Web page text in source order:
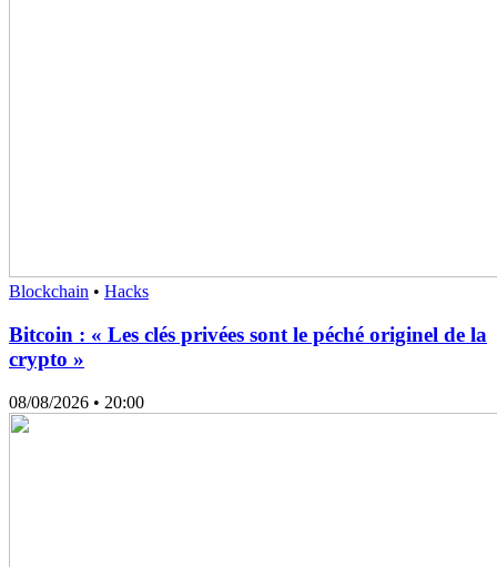
Blockchain • Hacks
Bitcoin : « Les clés privées sont le péché originel de la
crypto »
08/08/2026 • 20:00